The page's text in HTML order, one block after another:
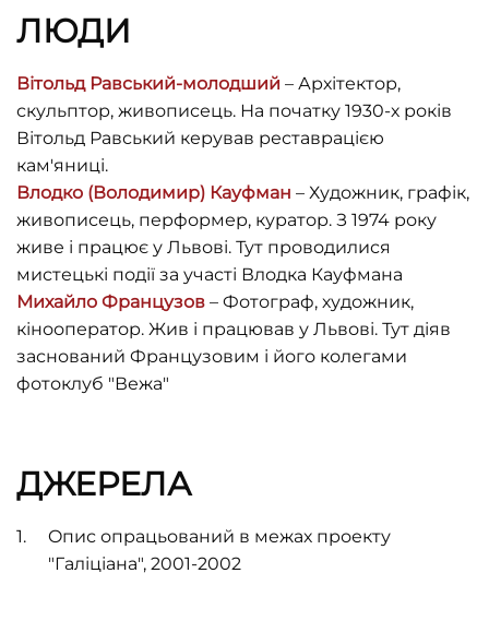
ЛЮДИ
Вітольд Равський-молодший – Архітектор,
скульптор, живописець. На початку 1930-х років
Вітольд Равський керував реставрацією
кам'яниці.
Влодко (Володимир) Кауфман – Художник, графік,
живописець, перформер, куратор. З 1974 року
живе і працює у Львові. Тут проводилися
мистецькі події за участі Влодка Кауфмана
Михайло Французов – Фотограф, художник,
кінооператор. Жив і працював у Львові. Тут діяв
заснований Французовим і його колегами
фотоклуб "Вежа"
ДЖЕРЕЛА
Oпис опрацьований в межах проекту
"Галіціана", 2001-2002